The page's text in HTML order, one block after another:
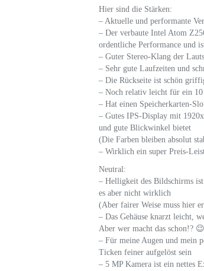
Hier sind die Stärken:
– Aktuelle und performante
– Der verbaute Intel Atom
ordentliche Performance und
– Guter Stereo-Klang der
– Sehr gute Laufzeiten und
– Die Rückseite ist schön
– Noch relativ leicht für ein
– Hat einen Speicherkarten-
– Gutes IPS-Display mit
und gute Blickwinkel bietet
(Die Farben bleiben absolut
– Wirklich ein super Preis-
Neutral:
– Helligkeit des Bildschirms
es aber nicht wirklich
(Aber fairer Weise muss hier
– Das Gehäuse knarzt leicht,
Aber wer macht das schon!? 😉
– Für meine Augen und mein
Ticken feiner aufgelöst sein
– 5 MP Kamera ist ein nettes